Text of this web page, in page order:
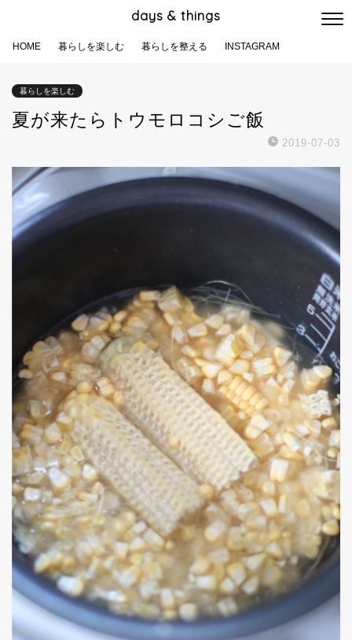
days & things
HOME 暮らしを楽しむ 暮らしを整える INSTAGRAM
暮らしを楽しむ
夏が来たらトウモロコシご飯
2019-07-03